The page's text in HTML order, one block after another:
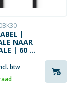
|
NAAR
| 60 W
btw